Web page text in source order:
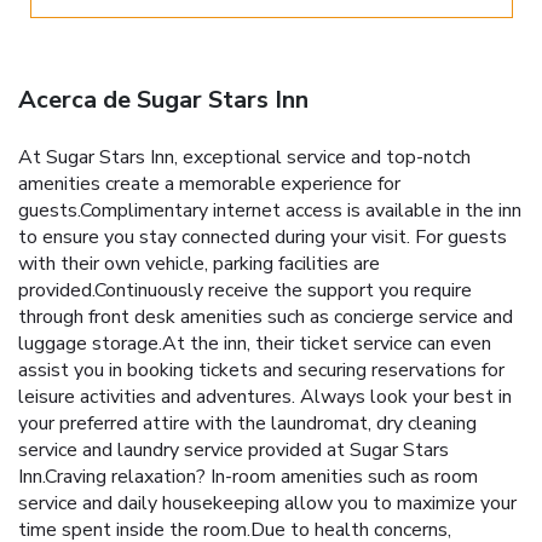
Acerca de Sugar Stars Inn
At Sugar Stars Inn, exceptional service and top-notch
amenities create a memorable experience for
guests.Complimentary internet access is available in the inn
to ensure you stay connected during your visit. For guests
with their own vehicle, parking facilities are
provided.Continuously receive the support you require
through front desk amenities such as concierge service and
luggage storage.At the inn, their ticket service can even
assist you in booking tickets and securing reservations for
leisure activities and adventures. Always look your best in
your preferred attire with the laundromat, dry cleaning
service and laundry service provided at Sugar Stars
Inn.Craving relaxation? In-room amenities such as room
service and daily housekeeping allow you to maximize your
time spent inside the room.Due to health concerns,